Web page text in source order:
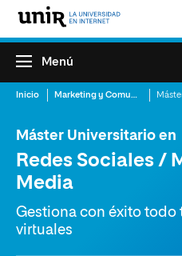
Menú
Inicio Marketing y Comunicación
Máster Universitario en
Redes Sociales /
Media
Gestiona con éxito
virtuales